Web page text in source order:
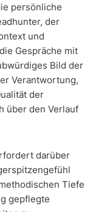
persönliche
der
und
Gespräche mit
Bild der
Verantwortung,
der
über den Verlauf
darüber
Tiefe
gepflegte